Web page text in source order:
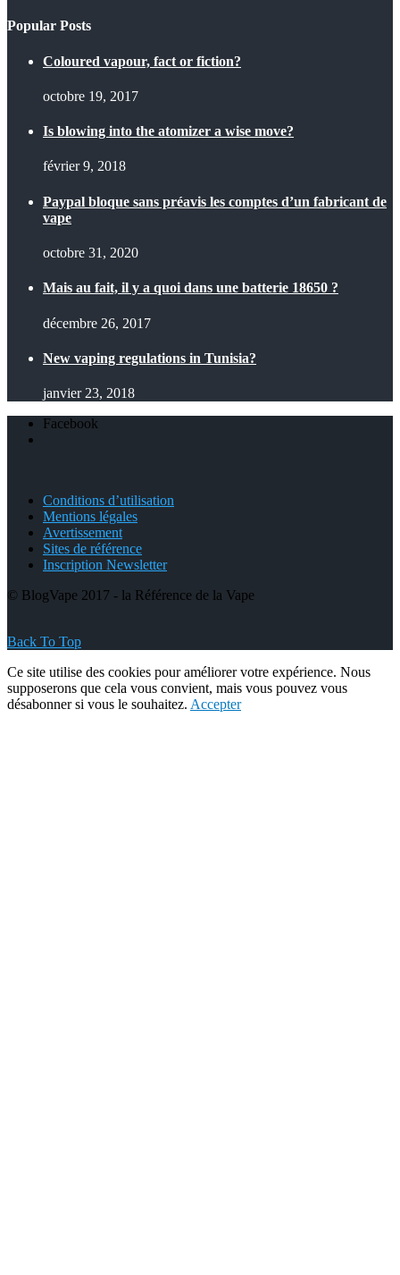
Popular Posts
Coloured vapour, fact or fiction?
octobre 19, 2017
Is blowing into the atomizer a wise move?
février 9, 2018
Paypal bloque sans préavis les comptes d’un fabricant de
vape
octobre 31, 2020
Mais au fait, il y a quoi dans une batterie 18650 ?
décembre 26, 2017
New vaping regulations in Tunisia?
janvier 23, 2018
Facebook
Conditions d’utilisation
Mentions légales
Avertissement
Sites de référence
Inscription Newsletter
© BlogVape 2017 - la Référence de la Vape
Back To Top
Ce site utilise des cookies pour améliorer votre expérience. Nous
supposerons que cela vous convient, mais vous pouvez vous
désabonner si vous le souhaitez. Accepter